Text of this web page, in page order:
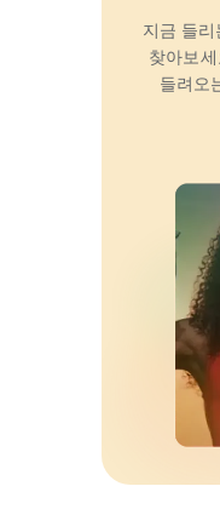
지금 들
찾아보
들려오